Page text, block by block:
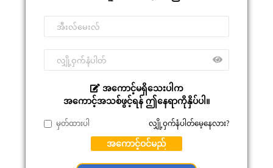
အကောင့်မရှိသေးပါက
အကောင့်အသစ်ဖွင့်ရန် ဤနေရာကိုနှိပ်ပါ။
မှတ်ထားပါ လျှို့ဝှက်နံပါတ်မေ့နေလား?
အကောင့်ဝင်မည်